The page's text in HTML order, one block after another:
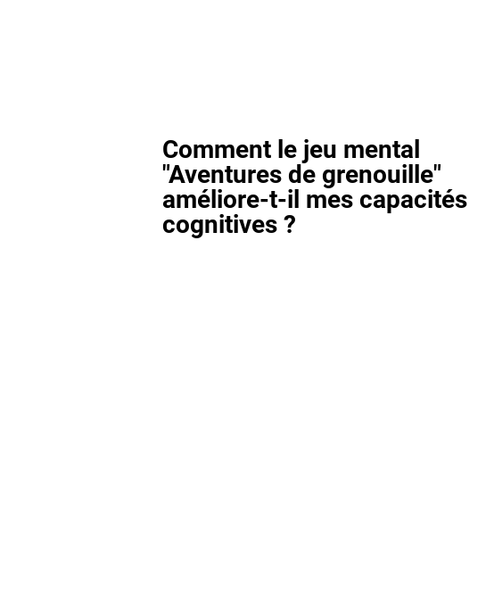
Comment le jeu mental
"Aventures de grenouille"
améliore-t-il mes capacités
cognitives ?